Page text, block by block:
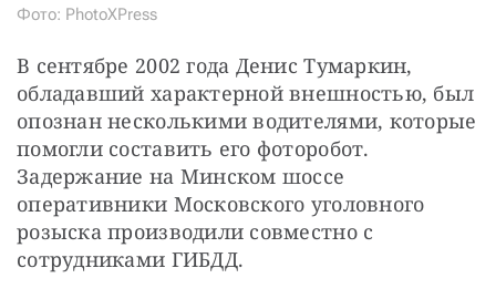
Фото: PhotoXPress
В сентябре 2002 года Денис Тумаркин,
обладавший характерной внешностью, был
опознан несколькими водителями, которые
помогли составить его фоторобот.
Задержание на Минском шоссе
оперативники Московского уголовного
розыска производили совместно с
сотрудниками ГИБДД.